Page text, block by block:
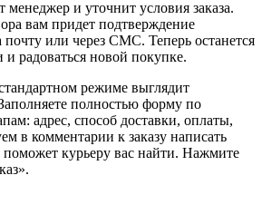
менеджер и уточнит условия заказа.
вам придет подтверждение
почту или через СМС. Теперь останется
и радоваться новой покупке.
режиме выглядит
полностью форму по
адрес, способ доставки, оплаты,
в комментарии к заказу написать
курьеру вас найти. Нажмите